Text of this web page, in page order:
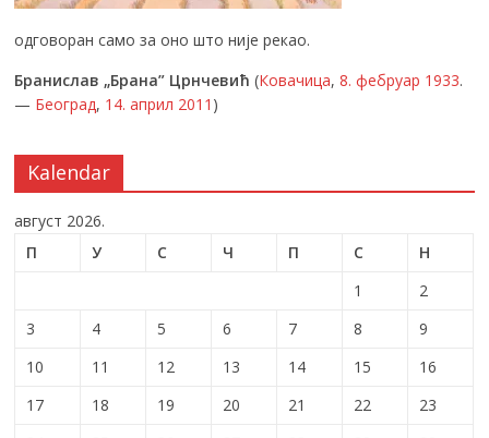
одговоран само за оно што није рекао.
Бранислав „Брана” Црнчевић (Ковачица,8. фебруар 1933.
— Београд, 14. април 2011 )
Kalendar
август 2026.
П
У С Ч П С
Н
1
2
3
4 5 6 7 8
9
10
11 12 13 14 15
16
17
18 19 20 21 22
23